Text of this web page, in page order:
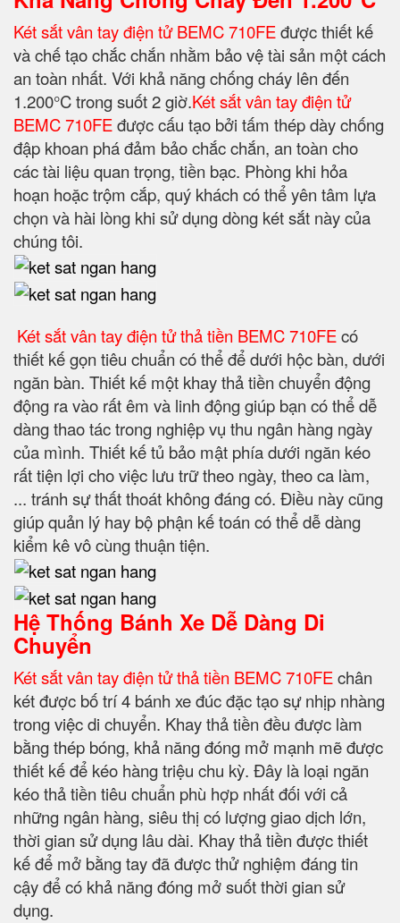
Két sắt vân tay điện tử BEMC 710FEđược thiết kế
và chế tạo chắc chắn nhằm bảo vệ tài sản một cách
an toàn nhất. Với khả năng chống cháy lên đến
1.200°C trong suốt 2 giờ.Két sắt vân tay điện tử
BEMC 710FEđược cấu tạo bởi tấm thép dày chống
đập khoan phá đảm bảo chắc chắn, an toàn cho
các tài liệu quan trọng, tiền bạc. Phòng khi hỏa
hoạn hoặc trộm cắp, quý khách có thể yên tâm lựa
chọn và hài lòng khi sử dụng dòng két sắt này của
chúng tôi.
Két sắt vân tay điện tử thả tiền BEMC 710FEcó
thiết kế gọn tiêu chuẩn có thể để dưới hộc bàn, dưới
ngăn bàn. Thiết kế một khay thả tiền chuyển động
động ra vào rất êm và linh động giúp bạn có thể dễ
dàng thao tác trong nghiệp vụ thu ngân hàng ngày
của mình. Thiết kế tủ bảo mật phía dưới ngăn kéo
rất tiện lợi cho việc lưu trữ theo ngày, theo ca làm,
... tránh sự thất thoát không đáng có. Điều này cũng
giúp quản lý hay bộ phận kế toán có thể dễ dàng
kiểm kê vô cùng thuận tiện.
Hệ Thống Bánh Xe Dễ Dàng Di
Chuyển
Két sắt vân tay điện tử thả tiền BEMC 710FEchân
két được bố trí 4 bánh xe đúc đặc tạo sự nhịp nhàng
trong việc di chuyển. Khay thả tiền đều được làm
bằng thép bóng, khả năng đóng mở mạnh mẽ được
thiết kế để kéo hàng triệu chu kỳ. Đây là loại ngăn
kéo thả tiền tiêu chuẩn phù hợp nhất đối với cả
những ngân hàng, siêu thị có lượng giao dịch lớn,
thời gian sử dụng lâu dài. Khay thả tiền được thiết
kế để mở bằng tay đã được thử nghiệm đáng tin
cậy để có khả năng đóng mở suốt thời gian sử
dụng.